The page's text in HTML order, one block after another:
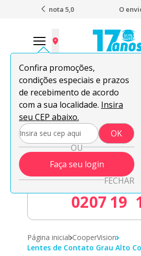
O envio mais rápido
Confira promoções,
condições especiais e prazos
de recebimento de acordo
com a sua localidade. Insira
seu CEP abaixo.
OK
OU
Faça seu login
FECHAR
Enviar sua
08.08
Acaba
Lentes de contato em oferta +
02
Horas
07
Minutos
19
Página inicial CooperVision
Lentes de Contato Grau Alto